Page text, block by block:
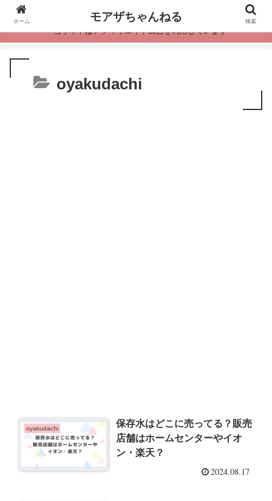
・当サイトはアフィリエイト広告を利用しています
oyakudachi
oyakudachi
保存水はどこに売ってる？販売
店舗はホームセンターやイオ
ン・楽天？
2024.08.17
ホーム モアザちゃんねる 検索